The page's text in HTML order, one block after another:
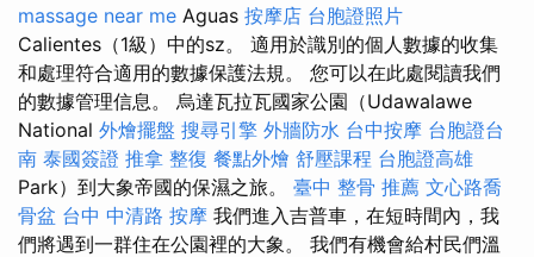
massage near me Aguas 按摩店 台胞證照片
Calientes（1級）中的sz。 適用於識別的個人數據的收集
和處理符合適用的數據保護法規。 您可以在此處閱讀我們
的數據管理信息。 烏達瓦拉瓦國家公園（Udawalawe
National 外燴擺盤 搜尋引擎 外牆防水 台中按摩 台胞證台
南 泰國簽證 推拿 整復 餐點外燴 舒壓課程 台胞證高雄
Park）到大象帝國的保濕之旅。 臺中 整骨 推薦 文心路喬
骨盆 台中 中清路 按摩 我們進入吉普車，在短時間內，我
們將遇到一群住在公園裡的大象。 我們有機會給村民們溫